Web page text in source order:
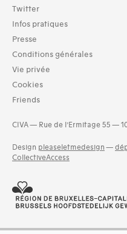
Domaines thématiques
02-architecture agricole (2)
03-architecture artisanale
04-architecture
05-architecture de
06-architecture fiscale et
08-architecture militaire (1)
(6)
Twitter
Infos pratiques
Presse
Conditions générales
Vie privée
Cookies
Friends
CIVA — Rue de l’Ermitage 55 —
Design pleaseletmedesign —
CollectiveAccess